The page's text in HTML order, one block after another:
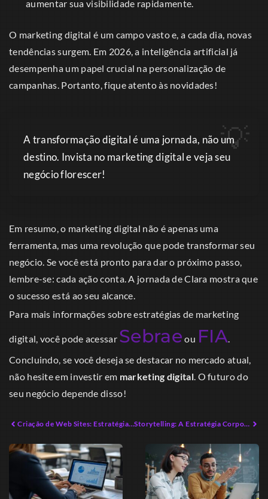
aumentar sua visibilidade rapidamente.
O marketing digital é um campo vasto e, a cada dia, novas
tendências surgem. Em 2026, a inteligência artificial já
desempenha um papel crucial na personalização de
campanhas. Portanto, fique atento às novidades!
A transformação digital é uma jornada, não um
destino. Invista no marketing digital e veja seu
negócio florescer!
Em resumo, o marketing digital não é apenas uma
ferramenta, mas uma revolução que pode transformar seu
negócio. Se você está pronto para dar o próximo passo,
lembre-se: cada ação conta. A jornada de Clara mostra que
o sucesso está ao seu alcance.
Para mais informações sobre estratégias de marketing
digital, você pode acessar Sebrae ou FIA.
Concluindo, se você deseja se destacar no mercado atual,
não hesite em investir em marketing digital. O futuro do
seu negócio depende disso!
Criação de Web Sites: Estratégias Práticas para Empreendedores Modernos Storytelling: A Estratégia Corporativa para Engajamento Profundo